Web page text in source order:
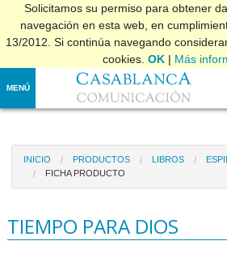
Solicitamos su permiso para obtener
navegación en esta web, en
13/2012. Si continúa navegando
cookies. OK | Más
MENÚ
INICIO PRODUCTOS LIBROS
FICHA PRODUCTO
TIEMPO PARA DIOS